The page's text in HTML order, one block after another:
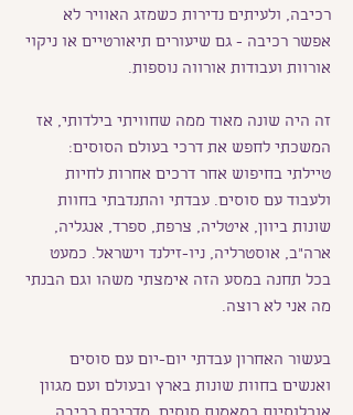
רכיבה, ולעיתים נדירות כשמזג האוויר לא
אפשר רכיבה - גם שיעורים תיאורטיים או ניקוי
אורוות ועבודות אורווה נוספות.
זה היה שונה מאוד ממה שחוויתי בילדותי, אז
המשכתי לחפש את דרכי בעולם הסוסים:
טיילתי בחיפוש אחר דרכים אחרות לחיות
ולעבוד עם סוסים. עבדתי והתנדבתי בחוות
שונות ביוון, איטליה, צרפת, ספרד, אנגליה,
ארה״ב, אוסטרליה, ניו-זילנד וישראל. כמעט
בכל תחנה במסע הזה אימצתי משהו וגם הבנתי
מה אני לא רוצה.
בעשור האחרון עבדתי יום-יום עם סוסים
ואנשים בחוות שונות בארץ ובעולם ועם מגוון